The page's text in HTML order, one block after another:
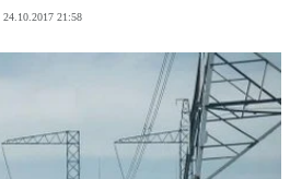
24.10.2017 21:58